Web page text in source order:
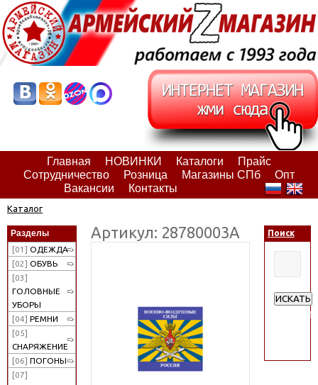
Главная НОВИНКИ Каталоги
Прайс
Сотрудничество
Розница Магазины СПб
Опт
Вакансии
Контакты
Каталог
Разделы
[01] ОДЕЖДА
[02] ОБУВЬ
[03]
ГОЛОВНЫЕ
УБОРЫ
[04] РЕМНИ
[05]
СНАРЯЖЕНИЕ
[06] ПОГОНЫ
[07]
Артикул: 28780003А Поиск
ИСКАТЬ